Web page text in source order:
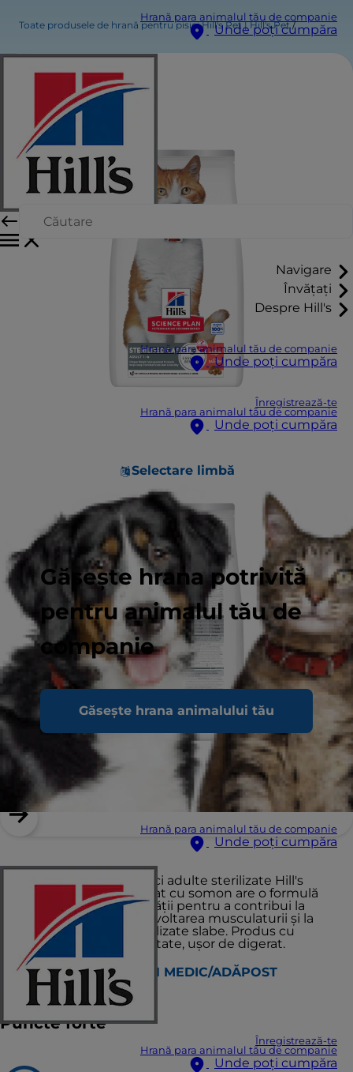
Hrană para animalul tău de companie
Unde poți cumpăra
Navigare
Învățați
Despre Hill's
Hrană para animalul tău de companie
Unde poți cumpăra
Înregistrează-te
Hrană para animalul tău de companie
Unde poți cumpăra
Selectare limbă
Găsește hrana potrivită
pentru animalul tău de
companie
Găsește hrana animalului tău
Hrană para animalul tău de companie
Unde poți cumpăra
Înregistrează-te
Hrană para animalul tău de companie
Unde poți cumpăra
Toate produsele de hrană pentru pisici Hill's Pet | Hill's Pet
Hrana uscată pentru pisici adulte sterilizate Hill's
Science Plan Sterilized Cat cu somon are o formulă
unică de control al greutății pentru a contribui la
arderea grăsimilor, la dezvoltarea musculaturii și la
menținerea pisicilor sterilizate slabe. Produs cu
ingrediente de înaltă calitate, uşor de digerat.
GĂSEȘTE UN MEDIC/ADĂPOST
Puncte forte